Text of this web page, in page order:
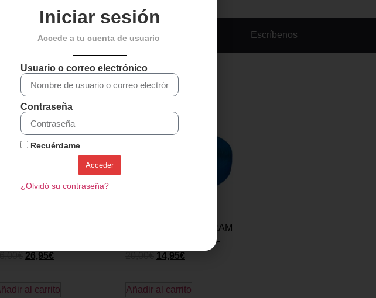
Escríbenos
26,95€
al carrito
CINTA MANILLAR SRAM
SUPERCORK – AZUL
14,95€
Añadir al carrito
Iniciar sesión
Accede a tu cuenta de usuario
Usuario o correo electrónico
Contraseña
Recuérdame
Acceder
¿Olvidó su contraseña?